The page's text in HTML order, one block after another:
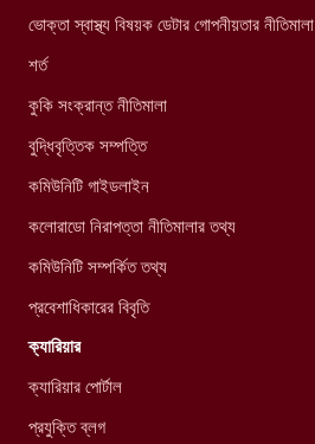
ভোক্তা স্বাস্থ্য বিষয়ক ডেটার গোপনীয়তার নীতিমালা
শর্ত
কুকি সংক্রান্ত নীতিমালা
বুদ্ধিবৃত্তিক সম্পত্তি
কমিউনিটি গাইডলাইন
কলোরাডো নিরাপত্তা নীতিমালার তথ্য
কমিউনিটি সম্পর্কিত তথ্য
প্রবেশাধিকারের বিবৃতি
ক্যারিয়ার
ক্যারিয়ার পোর্টাল
প্রযুক্তি ব্লগ